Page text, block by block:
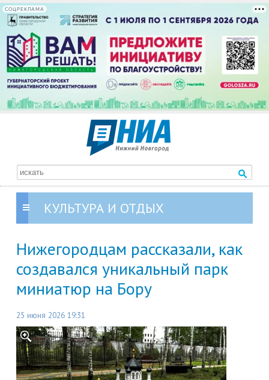
СОЦРЕКЛАМА
КУЛЬТУРА И ОТДЫХ
Нижегородцам рассказали, как
создавался уникальный парк
миниатюр на Бору
25 июня 2026 19:31